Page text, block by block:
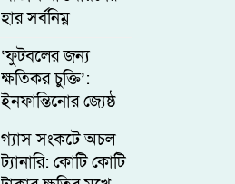
হার সর্বনিম্ন
‘ফুটবলের জন্য
ক্ষতিকর চুক্তি’:
ইনফান্তিনোর জ্যেষ্ঠ
উপদেষ্টার পদত্যাগ
গ্যাস সংকটে অচল
ট্যানারি: কোটি কোটি